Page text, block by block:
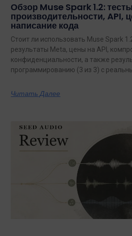
Обзор Muse Spark 1.2: тесты
производительности, API,
написание кода
Стоит ли использовать Muse Spark
результаты Meta, цены на API,
конфиденциальности, а также
программированию (3 из 3) с
Читать Далее